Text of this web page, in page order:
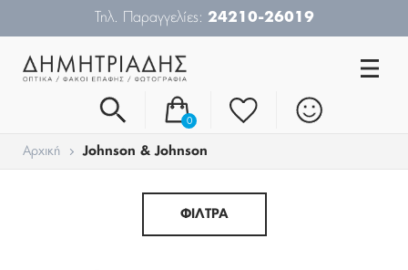
Τηλ. Παραγγελίες: 24210-26019
0
Αρχική Johnson & Johnson
ΦΙΛΤΡΑ